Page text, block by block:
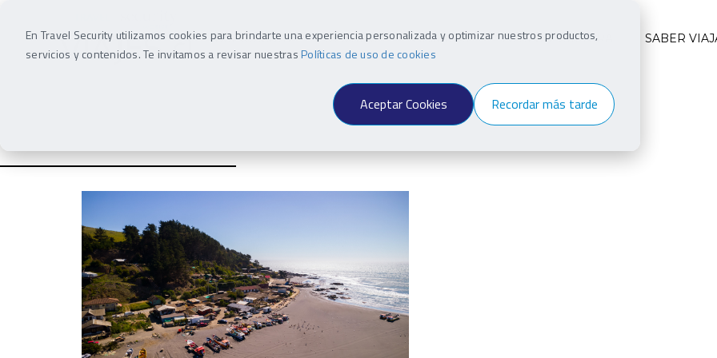
En Travel Security utilizamos cookies para brindarte una experiencia personalizada y optimizar nuestros productos,
servicios y contenidos. Te invitamos a revisar nuestrasPolíticas de uso de cookies
Aceptar Cookies Recordar más tarde
INSPIRACIÓN DESTINO VIAJEROS ESTILO Y CULTURA SABER